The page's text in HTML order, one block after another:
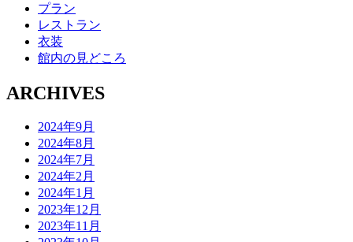
プラン
レストラン
衣装
館内の見どころ
ARCHIVES
2024年9月
2024年8月
2024年7月
2024年2月
2024年1月
2023年12月
2023年11月